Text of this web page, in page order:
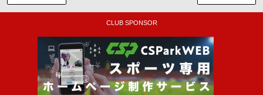
CLUB SPONSOR